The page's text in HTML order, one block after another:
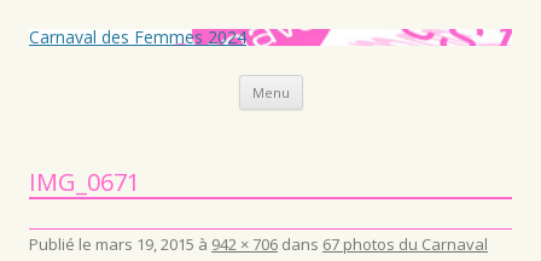
Carnaval des Femmes 2024
Menu Aller au contenu principal
IMG_0671
Publié le mars 19, 2015 à 942 × 706 dans 67 photos du Carnaval